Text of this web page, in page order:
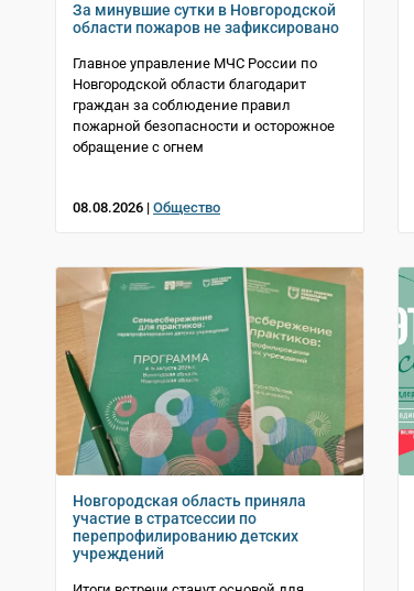
За минувшие сутки в Новгородской
области пожаров не зафиксировано
Главное управление МЧС России по
Новгородской области благодарит
граждан за соблюдение правил
пожарной безопасности и осторожное
обращение с огнем
08.08.2026 | Общество
Новгородская область приняла
участие в стратсессии по
перепрофилированию детских
учреждений